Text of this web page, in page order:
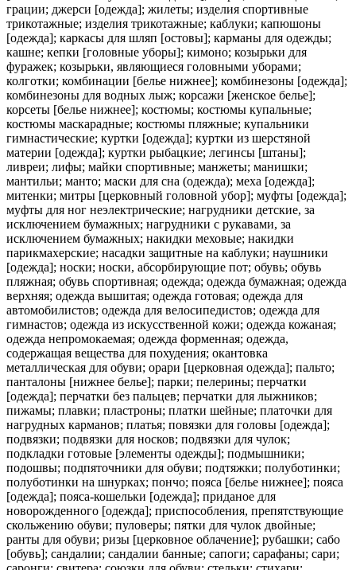
грации; джерси [одежда]; жилеты; изделия спортивные
трикотажные; изделия трикотажные; каблуки; капюшоны
[одежда]; каркасы для шляп [остовы]; карманы для одежды;
кашне; кепки [головные уборы]; кимоно; козырьки для
фуражек; козырьки, являющиеся головными уборами;
колготки; комбинации [белье нижнее]; комбинезоны [одежда];
комбинезоны для водных лыж; корсажи [женское белье];
корсеты [белье нижнее]; костюмы; костюмы купальные;
костюмы маскарадные; костюмы пляжные; купальники
гимнастические; куртки [одежда]; куртки из шерстяной
материи [одежда]; куртки рыбацкие; легинсы [штаны];
ливреи; лифы; майки спортивные; манжеты; манишки;
мантильи; манто; маски для сна (одежда); меха [одежда];
митенки; митры [церковный головной убор]; муфты [одежда];
муфты для ног неэлектрические; нагрудники детские, за
исключением бумажных; нагрудники с рукавами, за
исключением бумажных; накидки меховые; накидки
парикмахерские; насадки защитные на каблуки; наушники
[одежда]; носки; носки, абсорбирующие пот; обувь; обувь
пляжная; обувь спортивная; одежда; одежда бумажная; одежда
верхняя; одежда вышитая; одежда готовая; одежда для
автомобилистов; одежда для велосипедистов; одежда для
гимнастов; одежда из искусственной кожи; одежда кожаная;
одежда непромокаемая; одежда форменная; одежда,
содержащая вещества для похудения; окантовка
металлическая для обуви; орари [церковная одежда]; пальто;
панталоны [нижнее белье]; парки; пелерины; перчатки
[одежда]; перчатки без пальцев; перчатки для лыжников;
пижамы; плавки; пластроны; платки шейные; платочки для
нагрудных карманов; платья; повязки для головы [одежда];
подвязки; подвязки для носков; подвязки для чулок;
подкладки готовые [элементы одежды]; подмышники;
подошвы; подпяточники для обуви; подтяжки; полуботинки;
полуботинки на шнурках; пончо; пояса [белье нижнее]; пояса
[одежда]; пояса-кошельки [одежда]; приданое для
новорожденного [одежда]; приспособления, препятствующие
скольжению обуви; пуловеры; пятки для чулок двойные;
ранты для обуви; ризы [церковное облачение]; рубашки; сабо
[обувь]; сандалии; сандалии банные; сапоги; сарафаны; сари;